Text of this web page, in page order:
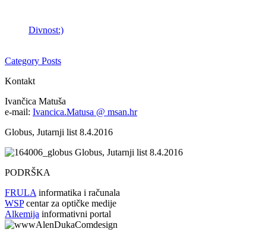
Divnost:)
Category Posts
Kontakt
Ivančica Matuša
e-mail: Ivancica.Matusa @ msan.hr
Globus, Jutarnji list 8.4.2016
Globus, Jutarnji list 8.4.2016
PODRŠKA
FRULA informatika i računala
WSPcentar za optičke medije
Alkemija informativni portal